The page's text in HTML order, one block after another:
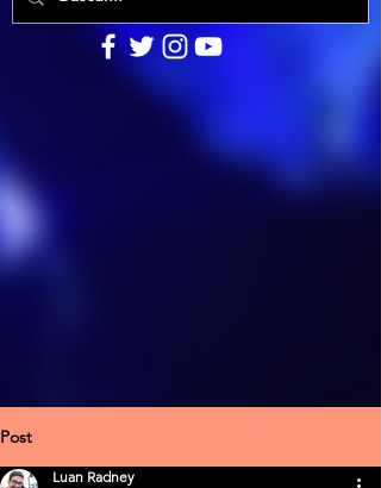
Post
Luan Radney